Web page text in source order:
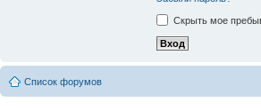
Скрыть мое
Список форумов